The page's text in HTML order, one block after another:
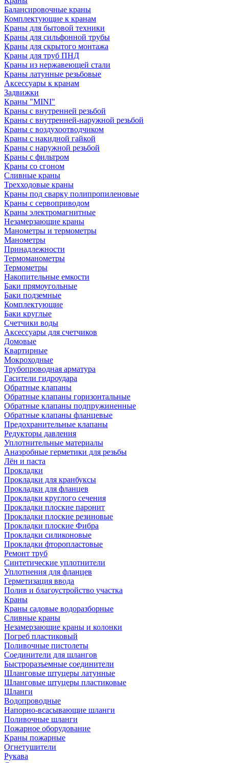
Балансировочные краны
Комплектующие к кранам
Краны для бытовой техники
Краны для сильфонной трубы
Краны для скрытого монтажа
Краны для труб ПНД
Краны из нержавеющей стали
Краны латунные резьбовые
Аксессуары к кранам
Задвижки
Краны "MINI"
Краны с внутренней резьбой
Краны с внутренней-наружной резьбой
Краны с воздухоотводчиком
Краны с накидной гайкой
Краны с наружной резьбой
Краны с фильтром
Краны со сгоном
Сливные краны
Трехходовые краны
Краны под сварку полипропиленовые
Краны с сервоприводом
Краны электромагнитные
Незамерзающие краны
Манометры и термометры
Манометры
Принадлежности
Термоманометры
Термометры
Накопительные емкости
Баки прямоугольные
Баки подземные
Комплектующие
Баки круглые
Счетчики воды
Аксессуары для счетчиков
Домовые
Квартирные
Мокроходные
Трубопроводная арматура
Гасители гидроудара
Обратные клапаны
Обратные клапаны горизонтальные
Обратные клапаны подпружиненные
Обратные клапаны фланцевые
Предохранительные клапаны
Редукторы давления
Уплотнительные материалы
Анаэробные герметики для резьбы
Лён и паста
Прокладки
Прокладки для кранбуксы
Прокладки для фланцев
Прокладки круглого сечения
Прокладки плоские паронит
Прокладки плоские резиновые
Прокладки плоские Фибра
Прокладки силиконовые
Прокладки фторопластовые
Ремонт труб
Синтетические уплотнители
Уплотнения для фланцев
Герметизация ввода
Полив и благоустройство участка
Краны
Краны садовые водоразборные
Сливные краны
Незамерзающие краны и колонки
Погреб пластиковый
Поливочные пистолеты
Соединители для шлангов
Быстроразъемные соединители
Шланговые штуцеры латунные
Шланговые штуцеры пластиковые
Шланги
Водопроводные
Напорно-всасывающие шланги
Поливочные шланги
Пожарное оборудование
Краны пожарные
Огнетушители
Рукава